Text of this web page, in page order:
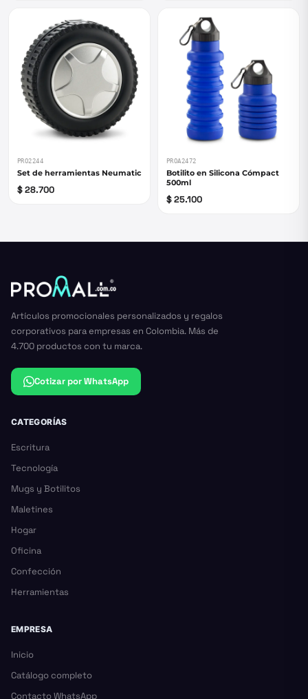
PRO2244
Set de herramientas Neumatic
$ 28.700
PROA2472
Botilito en Silicona Cómpact
500ml
$ 25.100
Artículos promocionales personalizados y regalos
corporativos para empresas en Colombia. Más de
4.700 productos con tu marca.
Cotizar por WhatsApp
CATEGORÍAS
Escritura
Tecnología
Mugs y Botilitos
Maletines
Hogar
Oficina
Confección
Herramientas
EMPRESA
Inicio
Catálogo completo
Contacto WhatsApp